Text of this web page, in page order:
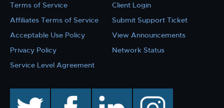
Terms of Service
Affiliates Terms of Service
Acceptable Use Policy
Privacy Policy
Service Level Agreement
Client Login
Submit Support Ticket
View Announcements
Network Status
facebook linkedin instagram